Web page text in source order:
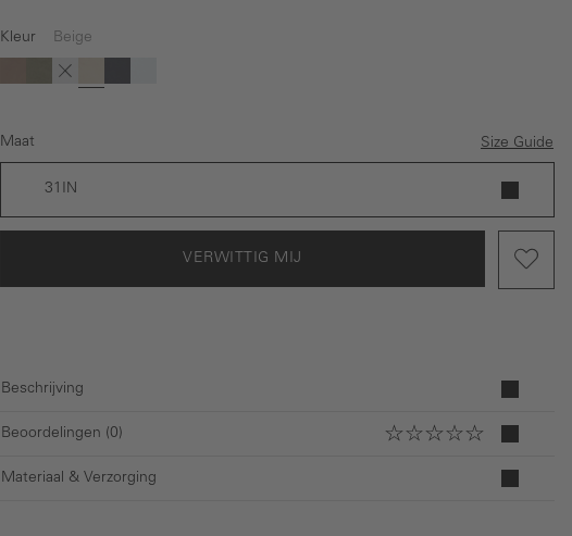
Kleur Beige
Bruin
(Deze optie is momenteel niet beschikbaar.)
Donkergroen
Grijs
(Deze optie is momenteel niet beschikbaar.)
BeigeDonkerblauw
Maat Size Guide
31IN
VERWITTIG MIJ
Beschrijving
Beoordelingen (0)
Materiaal & Verzorging